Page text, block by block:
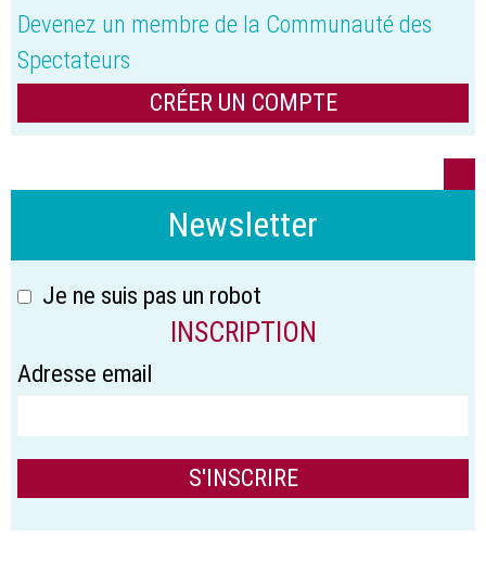
Devenez un membre de la Communauté des
Spectateurs
CRÉER UN COMPTE
Newsletter
Je ne suis pas un robot
INSCRIPTION
Adresse email